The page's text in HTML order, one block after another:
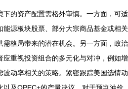
下的资产配置需格外审慎。一方面，可适
能源板块股票、部分大宗商品基金或相关
格局带来的潜在机会。另一方面，政治
重视投资组合的多元化与对冲，例如增
动率相关的策略。紧密跟踪美国选情动